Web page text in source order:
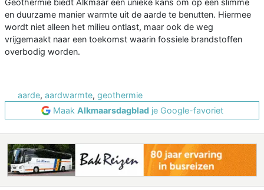
Geothermie biedt Alkmaar een unieke kans om op een slimme
en duurzame manier warmte uit de aarde te benutten. Hiermee
wordt niet alleen het milieu ontlast, maar ook de weg
vrijgemaakt naar een toekomst waarin fossiele brandstoffen
overbodig worden.
aarde, aardwarmte, geothermie
Maak Alkmaarsdagbladje Google-favoriet